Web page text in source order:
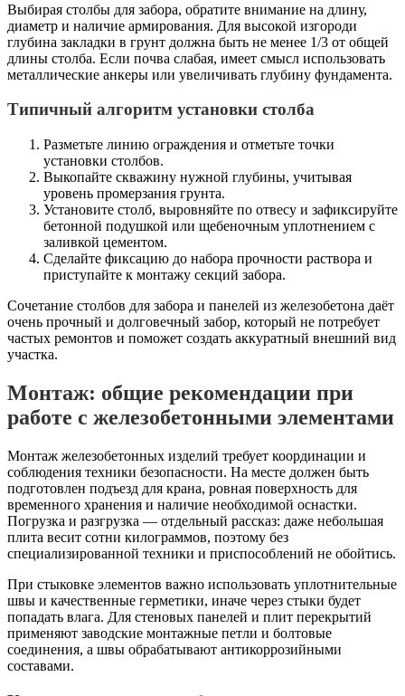
Выбирая столбы для забора, обратите внимание на длину,
диаметр и наличие армирования. Для высокой изгороди
глубина закладки в грунт должна быть не менее 1/3 от общей
длины столба. Если почва слабая, имеет смысл использовать
металлические анкеры или увеличивать глубину фундамента.
Типичный алгоритм установки столба
Разметьте линию ограждения и отметьте точки
установки столбов.
Выкопайте скважину нужной глубины, учитывая
уровень промерзания грунта.
Установите столб, выровняйте по отвесу и зафиксируйте
бетонной подушкой или щебеночным уплотнением с
заливкой цементом.
Сделайте фиксацию до набора прочности раствора и
приступайте к монтажу секций забора.
Сочетание столбов для забора и панелей из железобетона даёт
очень прочный и долговечный забор, который не потребует
частых ремонтов и поможет создать аккуратный внешний вид
участка.
Монтаж: общие рекомендации при
работе с железобетонными элементами
Монтаж железобетонных изделий требует координации и
соблюдения техники безопасности. На месте должен быть
подготовлен подъезд для крана, ровная поверхность для
временного хранения и наличие необходимой оснастки.
Погрузка и разгрузка — отдельный рассказ: даже небольшая
плита весит сотни килограммов, поэтому без
специализированной техники и приспособлений не обойтись.
При стыковке элементов важно использовать уплотнительные
швы и качественные герметики, иначе через стыки будет
попадать влага. Для стеновых панелей и плит перекрытий
применяют заводские монтажные петли и болтовые
соединения, а швы обрабатывают антикоррозийными
составами.